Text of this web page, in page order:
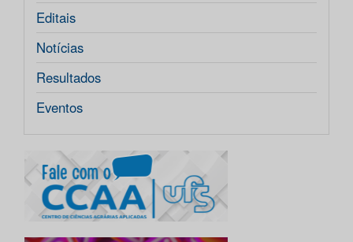
Editais
Notícias
Resultados
Eventos